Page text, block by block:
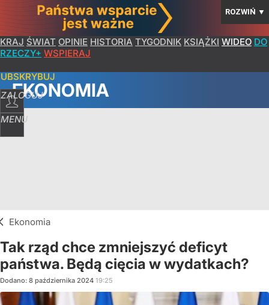
ROZWIŃ ▼
KRAJ ŚWIAT OPINIE HISTORIA TYGODNIK KSIĄŻKI WIDEO DO
RZECZY+ WSPIERAJ
ZALOGUJ
MENU
EKONOMIA
Ekonomia
Tak rząd chce zmniejszyć deficyt
państwa. Będą cięcia w wydatkach?
Dodano: 8 października 2024 19:25